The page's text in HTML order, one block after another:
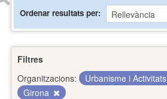
Ordenar resultats per
Filtres
Organitzacions:
Urbanisme i Activitats
Girona